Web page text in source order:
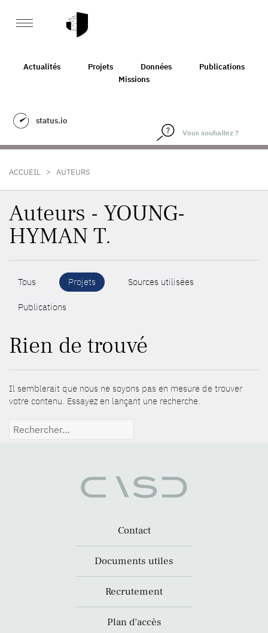
Actualités Projets Données
Publications
Missions
status.io
ACCUEIL > AUTEURS
Auteurs - YOUNG-
HYMAN T.
Tous Projets Sources utilisées
Publications
Rien de trouvé
Il semblerait que nous ne soyons pas en mesure de trouver
votre contenu. Essayez en lançant une recherche.
Rechercher :
Contact
Documents utiles
Recrutement
Plan d’accès